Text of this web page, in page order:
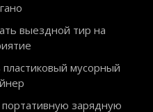
выездной тир на
мусорный
зарядную